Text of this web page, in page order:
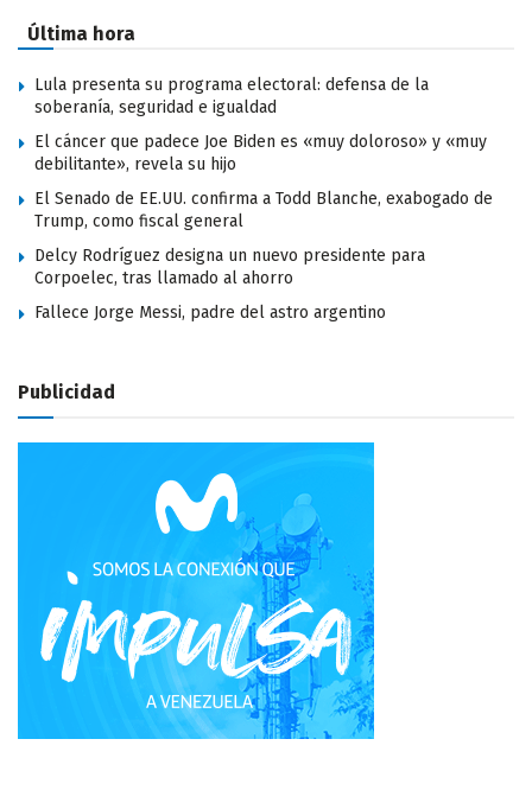
Última hora
Lula presenta su programa electoral: defensa de la
soberanía, seguridad e igualdad
El cáncer que padece Joe Biden es «muy doloroso» y «muy
debilitante», revela su hijo
El Senado de EE.UU. confirma a Todd Blanche, exabogado de
Trump, como fiscal general
Delcy Rodríguez designa un nuevo presidente para
Corpoelec, tras llamado al ahorro
Fallece Jorge Messi, padre del astro argentino
Publicidad